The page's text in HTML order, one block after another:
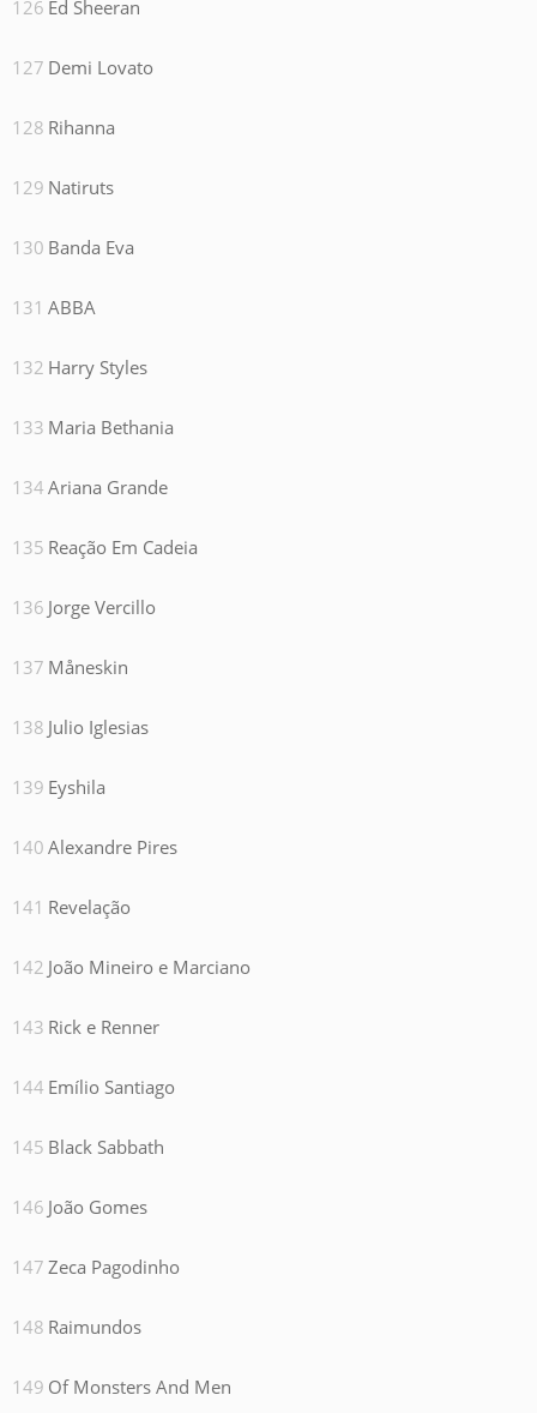
Ed Sheeran
Demi Lovato
Rihanna
Natiruts
Banda Eva
ABBA
Harry Styles
Maria Bethania
Ariana Grande
Reação Em Cadeia
Jorge Vercillo
Måneskin
Julio Iglesias
Eyshila
Alexandre Pires
Revelação
João Mineiro e Marciano
Rick e Renner
Emílio Santiago
Black Sabbath
João Gomes
Zeca Pagodinho
Raimundos
Of Monsters And Men